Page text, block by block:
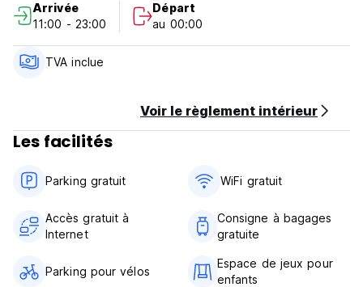
2. IDs from Agra are not allowed.
3. Cash has to be paid at the check-in only.
4. For free cancellation, inform us at least 2 days prior to
arrival.
Arrivée
11:00 - 23:00
Départ
au 00:00
TVA inclue
Voir le règlement intérieur
Les facilités
Parking gratuit WiFi gratuit
Accès gratuit à
Internet
Consigne à bagages
gratuite
Parking pour vélos
Espace de jeux pour
enfants